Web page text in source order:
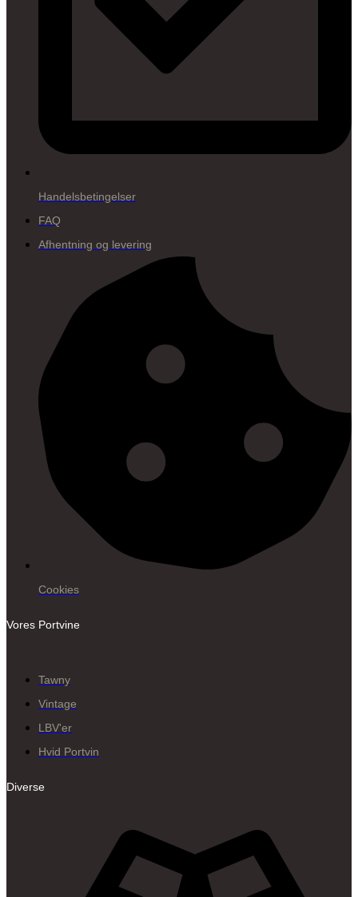
Handelsbetingelser
FAQ
Afhentning og levering
Cookies
Vores Portvine
Tawny
Vintage
LBV'er
Hvid Portvin
Diverse